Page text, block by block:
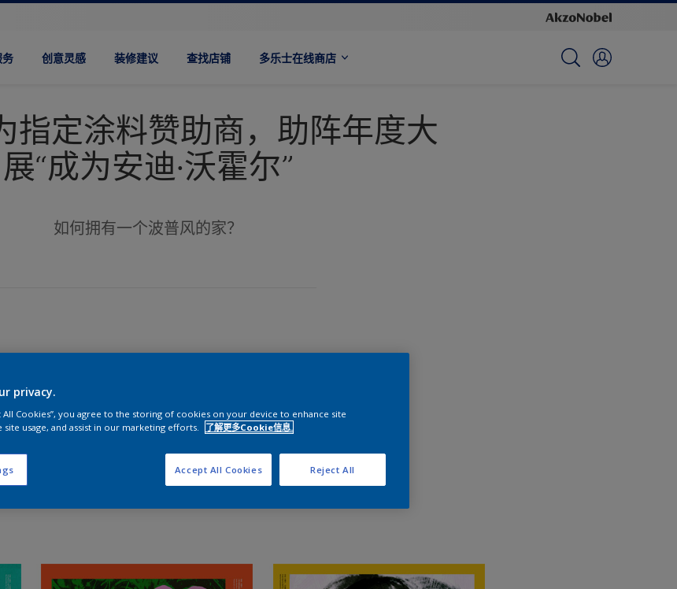
创意灵感 装修建议 查找店铺 多乐士在线商店
指定涂料赞助商，助阵年度大
展“成为安迪·沃霍尔”
如何拥有一个波普风的家？
说起二十世纪的艺术世界，你最先想到谁？
·沃霍尔(Andy Warhol)，大概是你脑海中不容忽视的存在
传奇的一生和精湛的技艺成为了这个时代的艺术神话
privacy.
All Cookies”, you agree to the storing of cookies on your device to enhance site
site usage, and assist in our marketing efforts.
了解更多Cookie信息.
Reject All
Accept All Cookies